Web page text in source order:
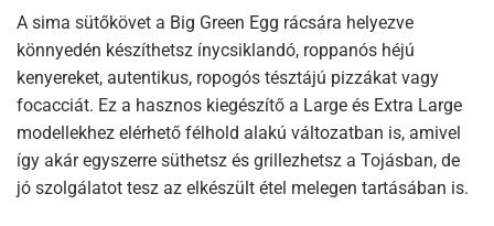
A sima sütőkövet a Big Green Egg rácsára helyezve
könnyedén készíthetsz ínycsiklandó, roppanós héjú
kenyereket, autentikus, ropogós tésztájú pizzákat vagy
focacciát. Ez a hasznos kiegészítő a Large és Extra Large
modellekhez elérhető félhold alakú változatban is, amivel
így akár egyszerre süthetsz és grillezhetsz a Tojásban, de
jó szolgálatot tesz az elkészült étel melegen tartásában is.